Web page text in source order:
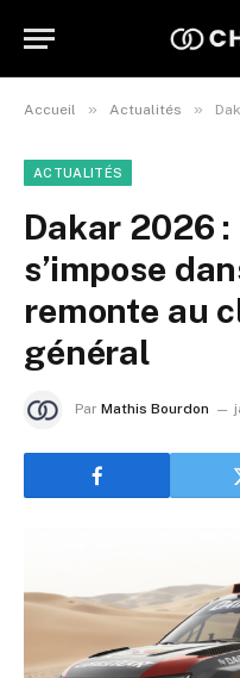
Accueil » Actualités » Dakar
ACTUALITÉS
Dakar 2026
s’impose
remonte au
général
Par Mathis Bourdon